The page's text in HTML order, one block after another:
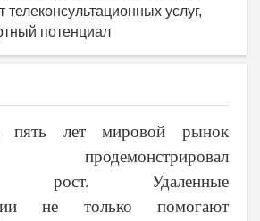
телеконсультационных услуг,
потенциал
пять лет мировой рынок
продемонстрировал
рост. Удаленные
не только помогают